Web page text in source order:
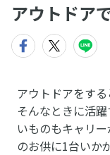
アウトドア
アウトドアをす
そんなときに活
いものもキャリ
のお供に1台いか